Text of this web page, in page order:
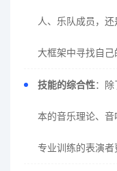
人、乐队成员，
大框架中寻找自己
技能的综合性：除
本的音乐理论、
专业训练的表演者